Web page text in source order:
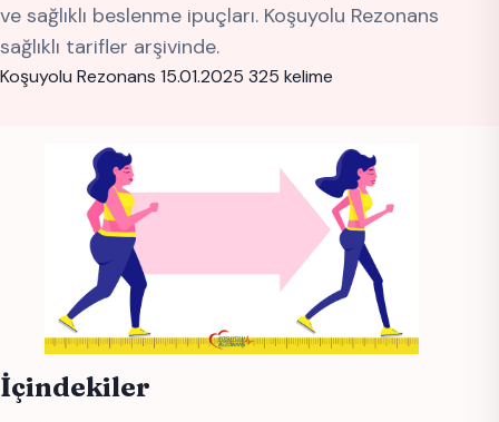
ve sağlıklı beslenme ipuçları. Koşuyolu Rezonans
sağlıklı tarifler arşivinde.
Koşuyolu Rezonans 15.01.2025 325 kelime
İçindekiler